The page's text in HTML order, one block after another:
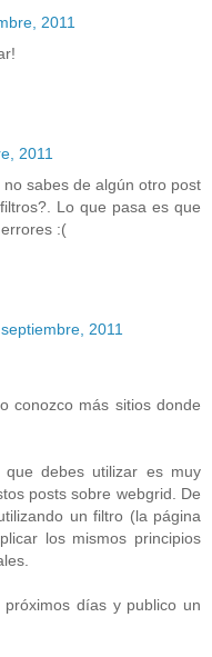
2011
2011
sabes de algún otro post
Lo que pasa es que
:(
2011
conozco más sitios donde
debes utilizar es muy
posts sobre webgrid. De
un filtro (la página
los mismos principios
días y publico un